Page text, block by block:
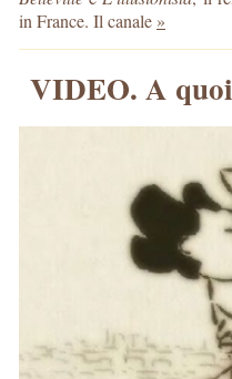
in France. Il canale »
VIDEO. A